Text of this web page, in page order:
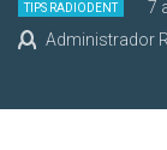
TIPS RADIODENT 7
Administrador